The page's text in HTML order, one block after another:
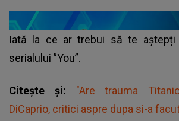
Iată la ce ar trebui să te aștepți
serialului ”You”.
Citește și: "Are trauma
DiCaprio, critici aspre dupa si-a